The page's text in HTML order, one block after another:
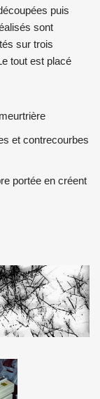
puis
sont
sur trois
tout est placé
et contrecourbes
portée en créent